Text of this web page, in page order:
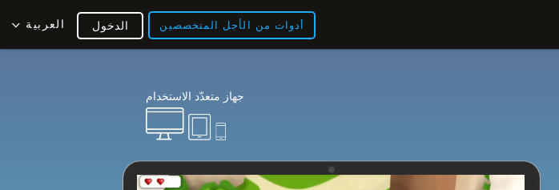
أدوات من الأجل المتخصصين العربية الدخول
جهاز متعدّد الاستخدام